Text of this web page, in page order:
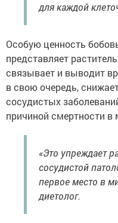
для каждой
Особую ценность
представляет
связывает и выводит
в свою очередь,
сосудистых
причиной смертности в
«Это упреждает
сосудистой
первое место в
диетолог.